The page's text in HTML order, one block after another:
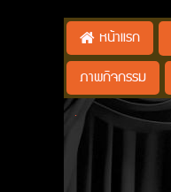
หน้าแรก
ภาพกิจกรรม
.